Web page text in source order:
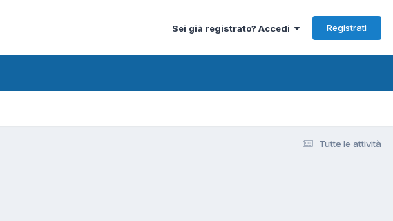
Sei già registrato? Accedi Registrati
Tutte le attività